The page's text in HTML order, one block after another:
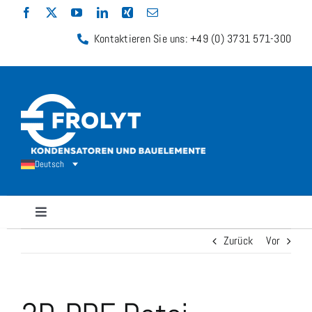
Kontaktieren Sie uns: +49 (0) 3731 571-300
Deutsch
Navigation
Zurück Vor